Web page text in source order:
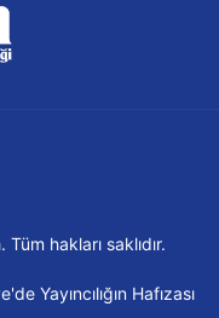
hakları saklıdır.
Yayıncılığın Hafızası